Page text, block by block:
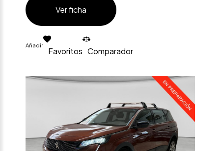
Ver ficha
Añadir
Favoritos Comparador